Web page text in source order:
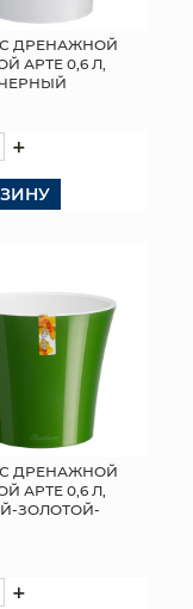
ДРЕНАЖНОЙ
АРТЕ 0,6 Л,
+
ДРЕНАЖНОЙ
АРТЕ 0,6 Л,
ЗОЛОТОЙ-
+